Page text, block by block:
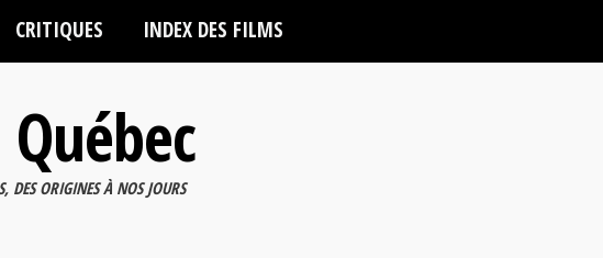
CRITIQUES INDEX DES FILMS
DES ORIGINES À NOS JOURS